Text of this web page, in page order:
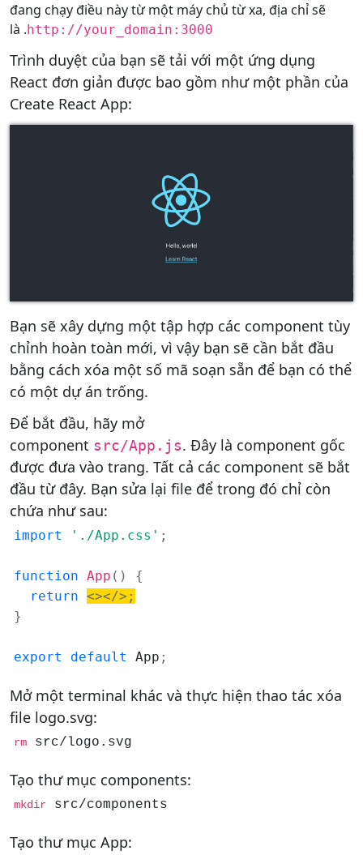
đang chạy điều này từ một máy chủ từ xa, địa chỉ sẽ
là .http://your_domain :3000
Trình duyệt của bạn sẽ tải với một ứng dụng
React đơn giản được bao gồm như một phần của
Create React App:
Bạn sẽ xây dựng một tập hợp các component tùy
chỉnh hoàn toàn mới, vì vậy bạn sẽ cần bắt đầu
bằng cách xóa một số mã soạn sẵn để bạn có thể
có một dự án trống.
Để bắt đầu, hãy mở
component src/App.js. Đây là component gốc
được đưa vào trang. Tất cả các component sẽ bắt
đầu từ đây. Bạn sửa lại file để trong đó chỉ còn
chứa như sau:
import './App.css' ;
function App ( )
{
return <></> ;
}
export default App ;
Mở một terminal khác và thực hiện thao tác xóa
file logo.svg:
rm src/logo.svg
Tạo thư mục components:
mkdir src/components
Tạo thư mục App: